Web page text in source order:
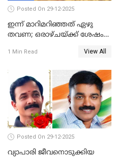
Posted On 29-12-2025
ഇന്ന് മാറിമറിഞ്ഞത് ഏഴു
തവണ; ഒരാഴ്ചയ്ക്ക് ശേഷം
1 Min Read View All
Posted On 29-12-2025
വ്യാപാരി ജീവനൊടുക്കിയ